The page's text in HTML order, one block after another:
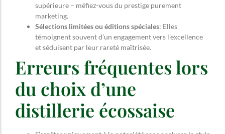
supérieure – méfiez-vous du prestige purement
marketing.
Sélections limitées ou éditions spéciales: Elles
témoignent souvent d’un engagement vers l’excellence
et séduisent par leur rareté maîtrisée.
Erreurs fréquentes lors
du choix d’une
distillerie écossaise